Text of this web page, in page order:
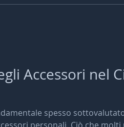
Accessori nel
spesso